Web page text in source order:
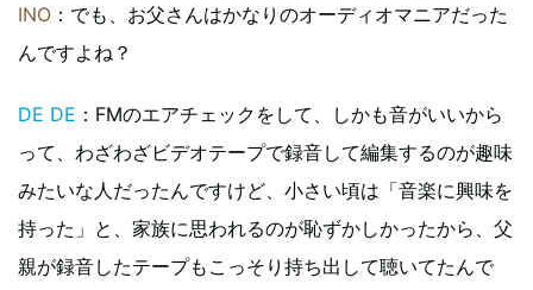
INO ：でも、お父さんはかなりのオーディオマニアだった
んですよね？
DE DE ：FMのエアチェックをして、しかも音がいいから
って、わざわざビデオテープで録音して編集するのが趣味
みたいな人だったんですけど、小さい頃は「音楽に興味を
持った」と、家族に思われるのが恥ずかしかったから、父
親が録音したテープもこっそり持ち出して聴いてたんで